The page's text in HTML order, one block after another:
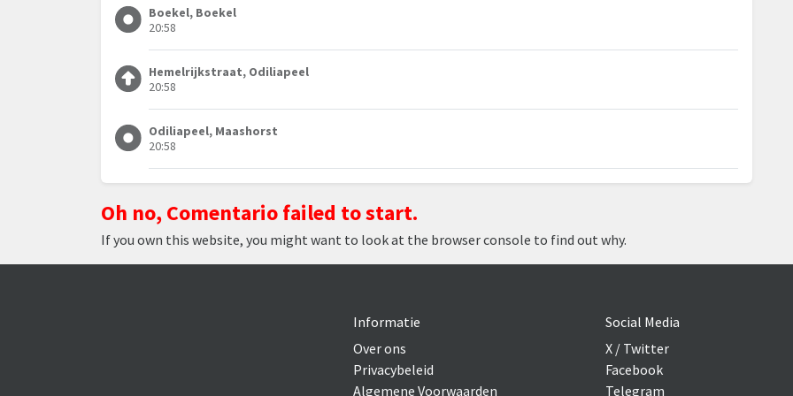
Boekel, Boekel
20:58
Hemelrijkstraat, Odiliapeel
20:58
Odiliapeel, Maashorst
20:58
Oh no, Comentario failed to start.
If you own this website, you might want to look at the browser console to find out why.
Informatie
Over ons
Privacybeleid
Algemene Voorwaarden
Social Media
X / Twitter
Facebook
Telegram